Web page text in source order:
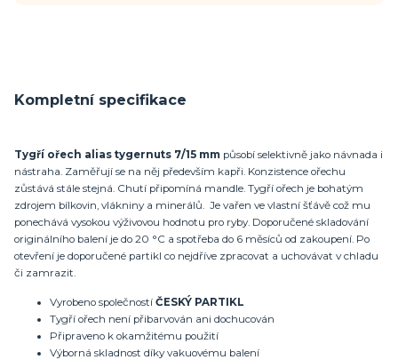
Kompletní specifikace
Tygří ořech alias tygernuts 7/15 mm působí selektivně jako návnada i
nástraha. Zaměřují se na něj především kapři. Konzistence ořechu
zůstává stále stejná. Chutí připomíná mandle. Tygří ořech je bohatým
zdrojem bílkovin, vlákniny a minerálů. Je vařen ve vlastní šťávě což mu
ponechává vysokou výživovou hodnotu pro ryby. Doporučené skladování
originálního balení je do 20 °C a spotřeba do 6 měsíců od zakoupení. Po
otevření je doporučené partikl co nejdříve zpracovat a uchovávat v chladu
či zamrazit.
Vyrobeno společností ČESKÝ PARTIKL
Tygří ořech není přibarvován ani dochucován
Připraveno k okamžitému použití
Výborná skladnost díky vakuovému balení